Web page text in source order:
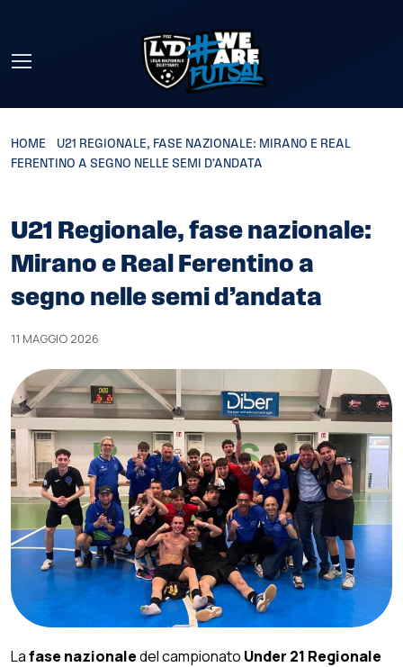
HOME
U21 REGIONALE, FASE NAZIONALE: MIRANO E REAL
FERENTINO A SEGNO NELLE SEMI D’ANDATA
U21 Regionale, fase nazionale:
Mirano e Real Ferentino a
segno nelle semi d’andata
11 MAGGIO 2026
Lafase nazionaledel campionato Under 21 Regionale